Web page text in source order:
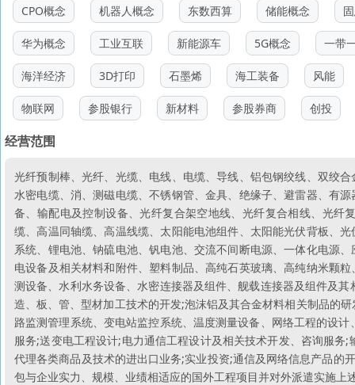
CPO概念 机器人概念 东数西算 储能概念
华为概念 工业互联 新能源车 5G概念 一带
海洋经济 3D打印 石墨烯 海工装备 风能
物联网 参股银行 新材料 参股券商 创投
经营范围
光纤预制棒、光纤、光缆、电线、电缆、导线、铝包钢绞线、双绞
水密电缆、消、测磁电缆、不锈钢管、金具、绝缘子、避雷器、有
备、输配电及控制设备、光纤复合架空地线、光纤复合相线、光
缆、高温同轴缆、高温线缆、太阳能电池组件、太阳能光伏背板、
系统、锂电池、钠硫电池、钒电池、交流不间断电源、一体化电源
电设备及相关材料和附件、塑料制品、高纯石英玻璃、高纯纳米颗
测设备、水利水务设备、水密连接器及组件、舰载连接器及组件及
造、板、管、型材加工技术的开发;泡沫铝及其合金材料相关制品的
路监测管理系统、变电站监控系统、温度测量设备、网络工程的设
服务;送变电工程设计;电力通信工程设计及相关技术开发、咨询服
代理各类商品及技术的进出口业务;实业投资;通信及网络信息产品的
包与企业实力、规模、业绩相适应的国外工程项目并对外派遣实施